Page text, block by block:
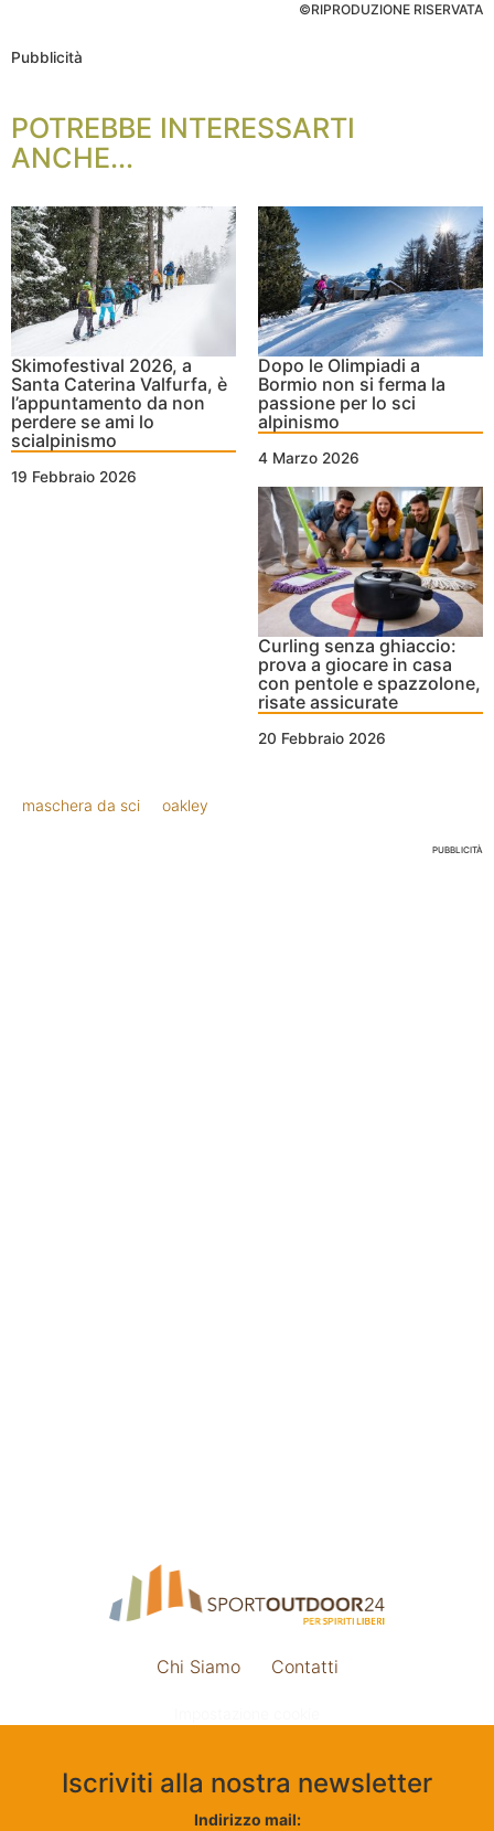
©RIPRODUZIONE RISERVATA
Pubblicità
POTREBBE INTERESSARTI
ANCHE...
Skimofestival 2026, a
Santa Caterina Valfurfa, è
l’appuntamento da non
perdere se ami lo
scialpinismo
19 Febbraio 2026
Dopo le Olimpiadi a
Bormio non si ferma la
passione per lo sci
alpinismo
4 Marzo 2026
Curling senza ghiaccio:
prova a giocare in casa
con pentole e spazzolone,
risate assicurate
20 Febbraio 2026
maschera da sci oakley
PUBBLICITÀ
Chi Siamo Contatti
Iscriviti alla nostra newsletter
Indirizzo mail: